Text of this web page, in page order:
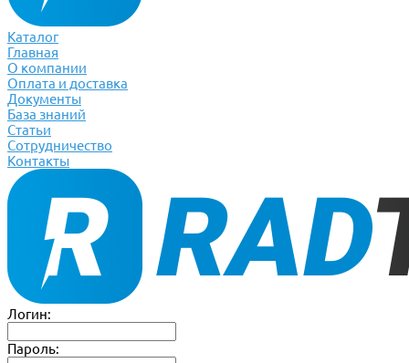
Каталог
Главная
О компании
Оплата и доставка
Документы
База знаний
Статьи
Сотрудничество
Контакты
Логин:
Пароль: